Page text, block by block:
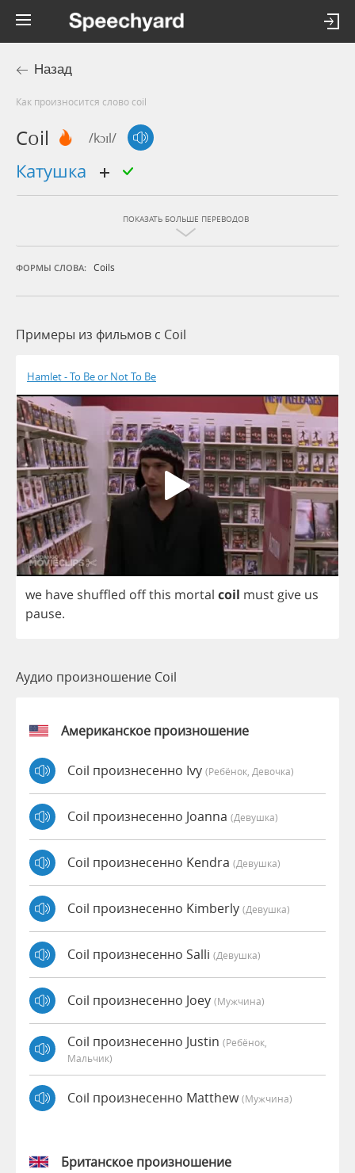
Назад
Как произносится слово coil
Coil /kɔɪl/
катушка
ПОКАЗАТЬ БОЛЬШЕ ПЕРЕВОДОВ
ФОРМЫ СЛОВА: Coils
Примеры из фильмов c Coil
Hamlet - To Be or Not To Be
we have shuffled offthis mortal coil must give us
pause.
Аудио произношение Coil
Американское произношение
Coil произнесенно Ivy (Ребёнок, Девочка)
Coil произнесенно Joanna (девушка)
Coil произнесенно Kendra (девушка)
Coil произнесенно Kimberly (девушка)
Coil произнесенно Salli (девушка)
Coil произнесенно Joey (мужчина)
Coil произнесенно Justin (Ребёнок,
Мальчик)
Coil произнесенно Matthew(мужчина)
Британское произношение